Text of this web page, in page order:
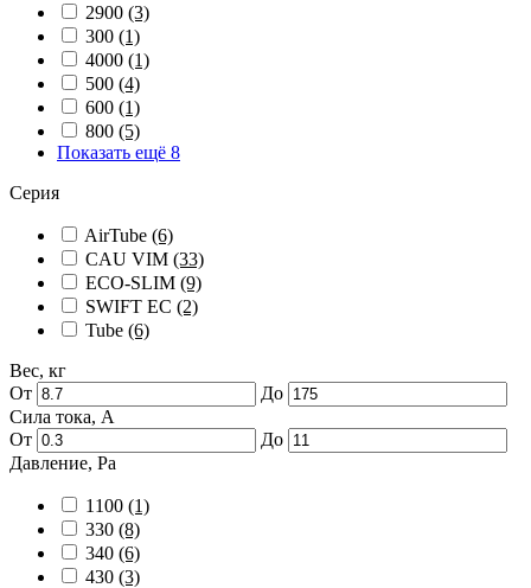
2900 (3)
300 (1)
4000 (1)
500 (4)
600 (1)
800 (5)
Показать ещё 8
Серия
AirTube (6)
CAU VIM (33)
ECO-SLIM (9)
SWIFT EC (2)
Tube (6)
Вес, кг
От
До
Сила тока, А
От
До
Давление, Pa
1100 (1)
330 (8)
340 (6)
430 (3)